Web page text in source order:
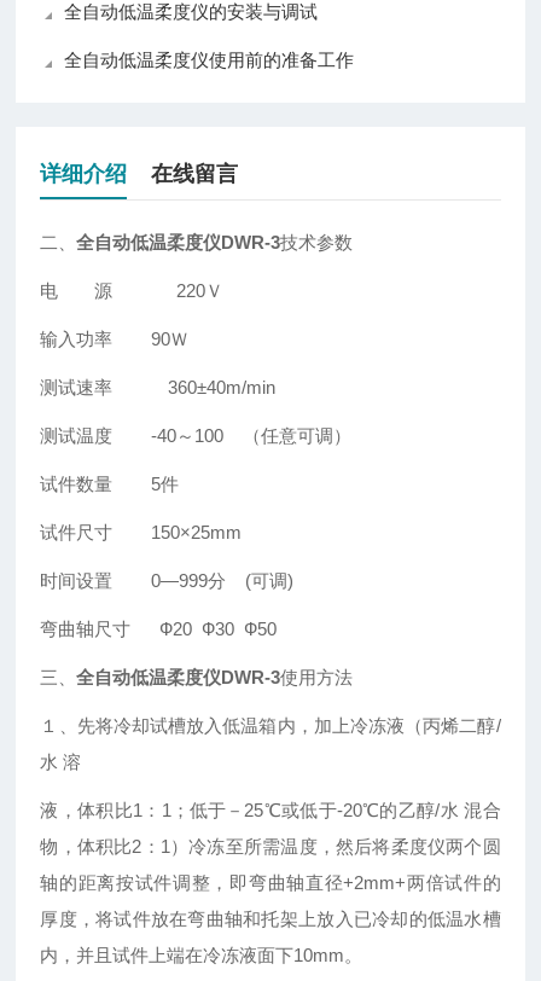
全自动低温柔度仪的安装与调试
全自动低温柔度仪使用前的准备工作
详细介绍 在线留言
二、全自动低温柔度仪DWR-3技术参数
电 源 220Ｖ
输入功率 90Ｗ
测试速率 360±40m/min
测试温度 -40～100 （任意可调）
试件数量 5件
试件尺寸 150×25mm
时间设置 0—999分 (可调)
弯曲轴尺寸 Ф20 Ф30 Ф50
三、全自动低温柔度仪DWR-3使用方法
１、先将冷却试槽放入低温箱内，加上冷冻液（丙烯二醇/
水 溶
液，体积比1：1；低于－25℃或低于-20℃的乙醇/水 混合
物，体积比2：1）冷冻至所需温度，然后将柔度仪两个圆
轴的距离按试件调整，即弯曲轴直径+2mm+两倍试件的
厚度，将试件放在弯曲轴和托架上放入已冷却的低温水槽
内，并且试件上端在冷冻液面下10mm。